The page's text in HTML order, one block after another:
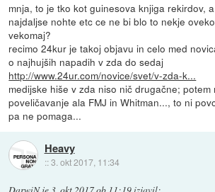
mnja, to je tko kot guinesova knjiga rekirdov,
najdaljse nohte etc ce ne bi blo to nekje
vekomaj?
recimo 24kur je takoj objavu in celo med
o najhujših napadih v zda do sedaj
http://www.24ur.com/novice/svet/v-zda-k...
medijske hiše v zda niso nič drugačne; potem
poveličavanje ala FMJ in Whitman..., to ni
pa ne pomaga...
Heavy
::3. okt 2017, 11:34